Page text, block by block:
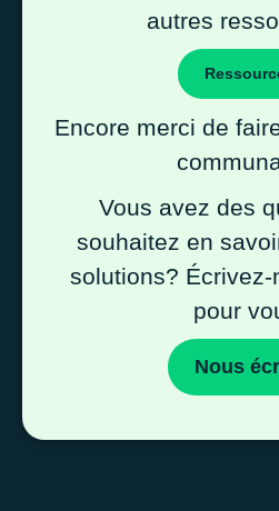
autres
Encore merci de
Vous avez des
souhaitez en
solutions?
pour
Nous